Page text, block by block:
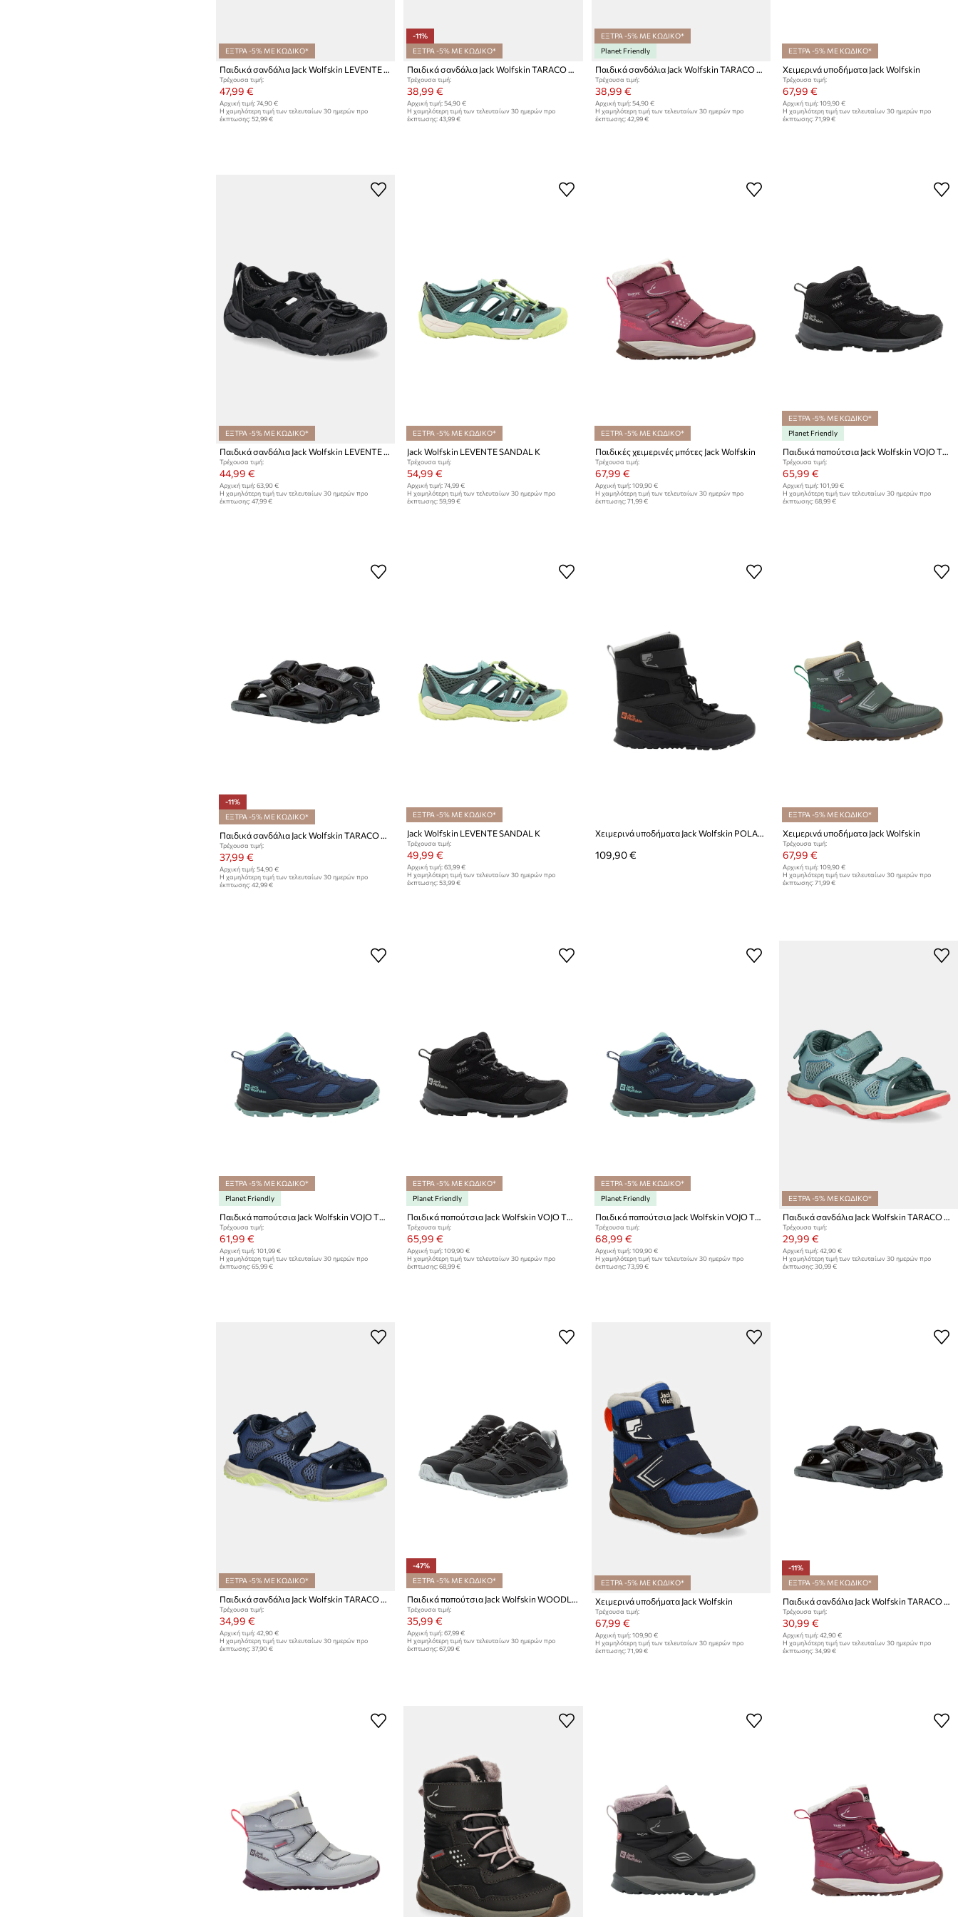
ΕΞΤΡΑ -5% ΜΕ ΚΩΔΙΚΟ*
Παιδικά σανδάλια Jack Wolfskin LEVENTE SANDAL K
Τρέχουσα τιμή:
47,99 €
Αρχική τιμή: 74,90 €
Η χαμηλότερη τιμή των τελευταίων 30 ημερών προ
έκπτωσης: 52,99 €
-11%
ΕΞΤΡΑ -5% ΜΕ ΚΩΔΙΚΟ*
Παιδικά σανδάλια Jack Wolfskin TARACO BEACH
Τρέχουσα τιμή:
38,99 €
Αρχική τιμή: 54,90 €
Η χαμηλότερη τιμή των τελευταίων 30 ημερών προ
έκπτωσης: 43,99 €
ΕΞΤΡΑ -5% ΜΕ ΚΩΔΙΚΟ*
Planet Friendly
Παιδικά σανδάλια Jack Wolfskin TARACO BEACH
Τρέχουσα τιμή:
38,99 €
Αρχική τιμή: 54,90 €
Η χαμηλότερη τιμή των τελευταίων 30 ημερών προ
έκπτωσης: 42,99 €
ΕΞΤΡΑ -5% ΜΕ ΚΩΔΙΚΟ*
Χειμερινά υποδήματα Jack Wolfskin
Τρέχουσα τιμή:
67,99 €
Αρχική τιμή: 109,90 €
Η χαμηλότερη τιμή των τελευταίων 30 ημερών προ
έκπτωσης: 71,99 €
ΕΞΤΡΑ -5% ΜΕ ΚΩΔΙΚΟ*
Τρέχουσα τιμή:
44,99 €
Αρχική τιμή: 63,90 €
Η χαμηλότερη τιμή των τελευταίων 30 ημερών προ
έκπτωσης: 47,99 €
ΕΞΤΡΑ -5% ΜΕ ΚΩΔΙΚΟ*
Jack Wolfskin LEVENTE SANDAL K
Τρέχουσα τιμή:
54,99 €
Αρχική τιμή: 74,99 €
Η χαμηλότερη τιμή των τελευταίων 30 ημερών προ
έκπτωσης: 59,99 €
ΕΞΤΡΑ -5% ΜΕ ΚΩΔΙΚΟ*
Παιδικές χειμερινές μπότες Jack Wolfskin
Τρέχουσα τιμή:
67,99 €
Αρχική τιμή: 109,90 €
Η χαμηλότερη τιμή των τελευταίων 30 ημερών προ
έκπτωσης: 71,99 €
ΕΞΤΡΑ -5% ΜΕ ΚΩΔΙΚΟ*
Planet Friendly
Παιδικά παπούτσια Jack Wolfskin VOJO TOUR TEXAPORE MID
Τρέχουσα τιμή:
65,99 €
Αρχική τιμή: 101,99 €
Η χαμηλότερη τιμή των τελευταίων 30 ημερών προ
έκπτωσης: 68,99 €
-11%
ΕΞΤΡΑ -5% ΜΕ ΚΩΔΙΚΟ*
Παιδικά σανδάλια Jack Wolfskin TARACO BEACH
Τρέχουσα τιμή:
37,99 €
Αρχική τιμή: 54,90 €
Η χαμηλότερη τιμή των τελευταίων 30 ημερών προ
έκπτωσης: 42,99 €
ΕΞΤΡΑ -5% ΜΕ ΚΩΔΙΚΟ*
Jack Wolfskin LEVENTE SANDAL K
Τρέχουσα τιμή:
49,99 €
Αρχική τιμή: 63,99 €
Η χαμηλότερη τιμή των τελευταίων 30 ημερών προ
έκπτωσης: 53,99 €
Χειμερινά υποδήματα Jack Wolfskin POLAR BEAR-B TEXAPORE HIGH VC K
109,90 €
ΕΞΤΡΑ -5% ΜΕ ΚΩΔΙΚΟ*
Χειμερινά υποδήματα Jack Wolfskin
Τρέχουσα τιμή:
67,99 €
Αρχική τιμή: 109,90 €
Η χαμηλότερη τιμή των τελευταίων 30 ημερών προ
έκπτωσης: 71,99 €
ΕΞΤΡΑ -5% ΜΕ ΚΩΔΙΚΟ*
Planet Friendly
Παιδικά παπούτσια Jack Wolfskin VOJO TOUR TEXAPORE MID
Τρέχουσα τιμή:
61,99 €
Αρχική τιμή: 101,99 €
Η χαμηλότερη τιμή των τελευταίων 30 ημερών προ
έκπτωσης: 65,99 €
ΕΞΤΡΑ -5% ΜΕ ΚΩΔΙΚΟ*
Planet Friendly
Παιδικά παπούτσια Jack Wolfskin VOJO TOUR TEXAPORE MID K
Τρέχουσα τιμή:
65,99 €
Αρχική τιμή: 109,90 €
Η χαμηλότερη τιμή των τελευταίων 30 ημερών προ
έκπτωσης: 68,99 €
ΕΞΤΡΑ -5% ΜΕ ΚΩΔΙΚΟ*
Planet Friendly
Παιδικά παπούτσια Jack Wolfskin VOJO TOUR TEXAPORE MID K
Τρέχουσα τιμή:
68,99 €
Αρχική τιμή: 109,90 €
Η χαμηλότερη τιμή των τελευταίων 30 ημερών προ
έκπτωσης: 73,99 €
ΕΞΤΡΑ -5% ΜΕ ΚΩΔΙΚΟ*
Παιδικά σανδάλια Jack Wolfskin TARACO BEACH
Τρέχουσα τιμή:
29,99 €
Αρχική τιμή: 42,90 €
Η χαμηλότερη τιμή των τελευταίων 30 ημερών προ
έκπτωσης: 30,99 €
ΕΞΤΡΑ -5% ΜΕ ΚΩΔΙΚΟ*
Παιδικά σανδάλια Jack Wolfskin TARACO BEACH
Τρέχουσα τιμή:
34,99 €
Αρχική τιμή: 42,90 €
Η χαμηλότερη τιμή των τελευταίων 30 ημερών προ
έκπτωσης: 37,90 €
-47%
ΕΞΤΡΑ -5% ΜΕ ΚΩΔΙΚΟ*
Παιδικά παπούτσια Jack Wolfskin WOODLAND 2 TEXAPORE LOW K
Τρέχουσα τιμή:
35,99 €
Αρχική τιμή: 67,99 €
Η χαμηλότερη τιμή των τελευταίων 30 ημερών προ
έκπτωσης: 67,99 €
ΕΞΤΡΑ -5% ΜΕ ΚΩΔΙΚΟ*
Χειμερινά υποδήματα Jack Wolfskin
Τρέχουσα τιμή:
67,99 €
Αρχική τιμή: 109,90 €
Η χαμηλότερη τιμή των τελευταίων 30 ημερών προ
έκπτωσης: 71,99 €
-11%
ΕΞΤΡΑ -5% ΜΕ ΚΩΔΙΚΟ*
Τρέχουσα τιμή:
30,99 €
Αρχική τιμή: 42,90 €
Η χαμηλότερη τιμή των τελευταίων 30 ημερών προ
έκπτωσης: 34,99 €